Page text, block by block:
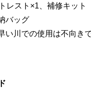
レスト×1、補修キット
バッグ
い川での使用は不向きで